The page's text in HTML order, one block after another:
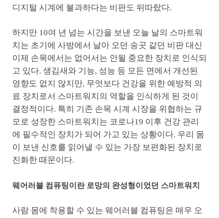
디지털 시계에 불과하다는 비판도 뒤따랐다.
하지만 10여 년 넘는 시간을 보낸 오늘 날의 스마트워
치는 초기에 사방에서 날아 오던 송곳 같던 비판 대신
이제 손목에서는 없어서는 안될 중요한 장치로 인식되
고 있다. 생김새와 기능, 성능 등 모든 면에서 개선된
영향도 없지 않지만, 무엇보다 건강을 위한 예방적 의
료 장치로서 스마트워치의 역할을 인식하게 된 것이
결정적이다. 특히 기존 손목 시계 시장을 위협하는 규
모로 성장한 스마트워치는 코로나19 이후 건강 관리
에 필수적인 장치가 되어 가고 있는 상황이다. 우리 몸
이 보낸 신호를 읽어낼 수 있는 가장 보편화된 장치로
진화한 때문이다.
웨어러블 컴퓨팅이란 로망의 완성형이었던 스마트워치
사람 몸에 착용할 수 있는 웨어러블 컴퓨팅은 매우 오